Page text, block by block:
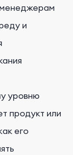
и
уровню
продукт или
его